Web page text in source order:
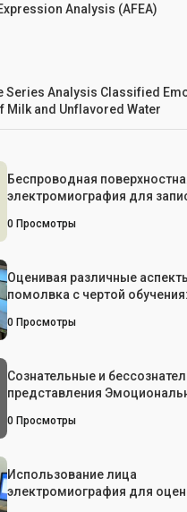
Analysis (AFEA)
Series Analysis Classified
Milk and Unflavored Water
Беспроводная
электромиография для
мимики
0 Просмотры
Оценивая различные
помолвка с чертой
нейрофизиологической
0 Просмотры
Сознательные и
представления
0 Просмотры
Использование лица
электромиография для
лицевые мышцы для